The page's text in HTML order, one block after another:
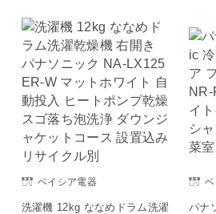
ベイシア電器
洗濯機 12kg ななめドラム洗濯
パナ